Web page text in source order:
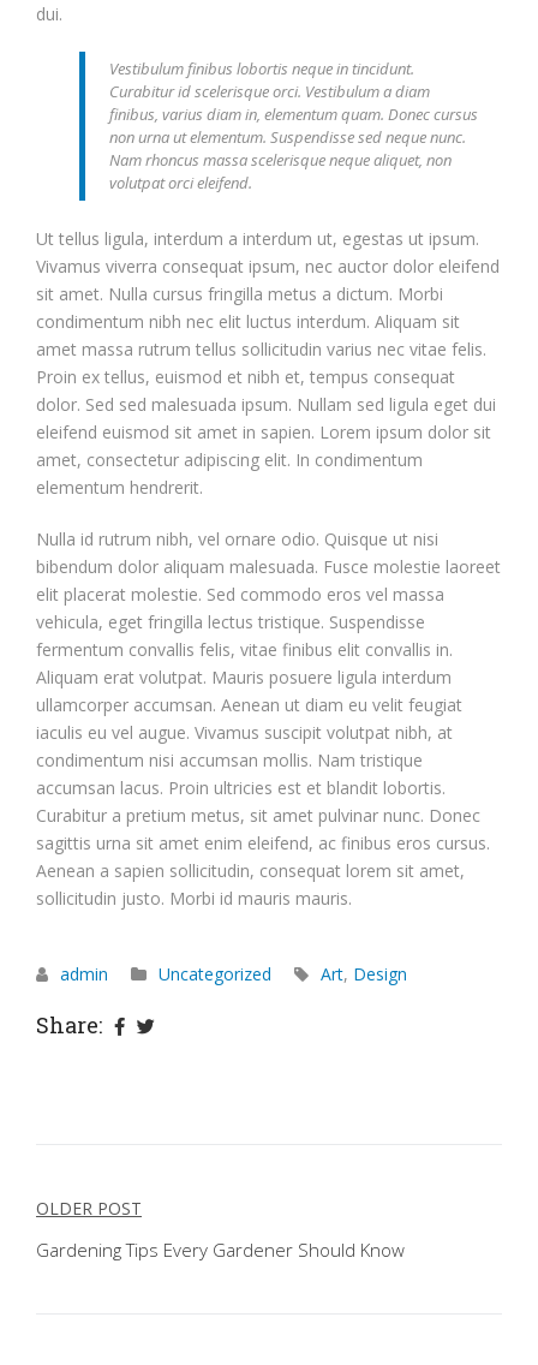
dui.
Vestibulum finibus lobortis neque in tincidunt.
Curabitur id scelerisque orci. Vestibulum a diam
finibus, varius diam in, elementum quam. Donec cursus
non urna ut elementum. Suspendisse sed neque nunc.
Nam rhoncus massa scelerisque neque aliquet, non
volutpat orci eleifend.
Ut tellus ligula, interdum a interdum ut, egestas ut ipsum.
Vivamus viverra consequat ipsum, nec auctor dolor eleifend
sit amet. Nulla cursus fringilla metus a dictum. Morbi
condimentum nibh nec elit luctus interdum. Aliquam sit
amet massa rutrum tellus sollicitudin varius nec vitae felis.
Proin ex tellus, euismod et nibh et, tempus consequat
dolor. Sed sed malesuada ipsum. Nullam sed ligula eget dui
eleifend euismod sit amet in sapien. Lorem ipsum dolor sit
amet, consectetur adipiscing elit. In condimentum
elementum hendrerit.
Nulla id rutrum nibh, vel ornare odio. Quisque ut nisi
bibendum dolor aliquam malesuada. Fusce molestie laoreet
elit placerat molestie. Sed commodo eros vel massa
vehicula, eget fringilla lectus tristique. Suspendisse
fermentum convallis felis, vitae finibus elit convallis in.
Aliquam erat volutpat. Mauris posuere ligula interdum
ullamcorper accumsan. Aenean ut diam eu velit feugiat
iaculis eu vel augue. Vivamus suscipit volutpat nibh, at
condimentum nisi accumsan mollis. Nam tristique
accumsan lacus. Proin ultricies est et blandit lobortis.
Curabitur a pretium metus, sit amet pulvinar nunc. Donec
sagittis urna sit amet enim eleifend, ac finibus eros cursus.
Aenean a sapien sollicitudin, consequat lorem sit amet,
sollicitudin justo. Morbi id mauris mauris.
admin Uncategorized Art, Design
Share:
Post
navigation
OLDER POST
Gardening Tips Every Gardener Should Know